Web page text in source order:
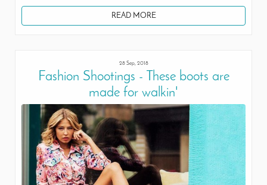
READ MORE
28 Sep, 2018
Fashion Shootings - These boots are
made for walkin'